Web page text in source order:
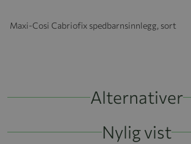
Maxi-Cosi Cabriofix spedbarnsinnlegg, sort
Alternativer
Nylig vist